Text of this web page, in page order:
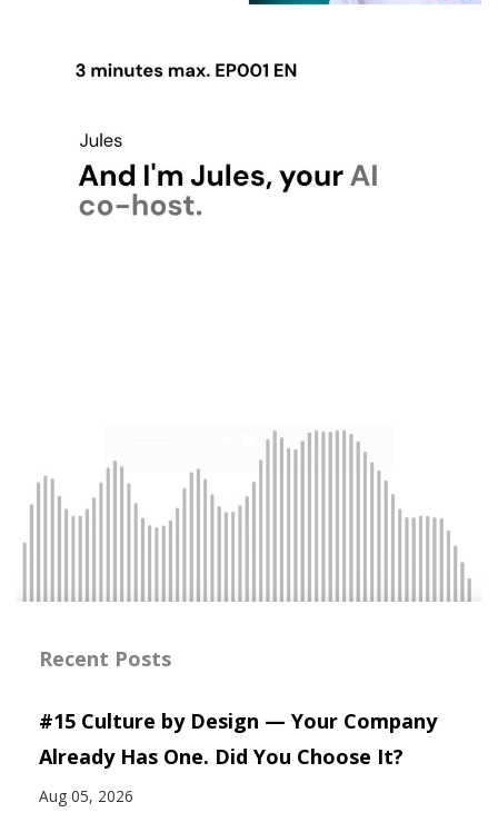
Recent Posts
#15 Culture by Design — Your Company
Already Has One. Did You Choose It?
Aug 05, 2026